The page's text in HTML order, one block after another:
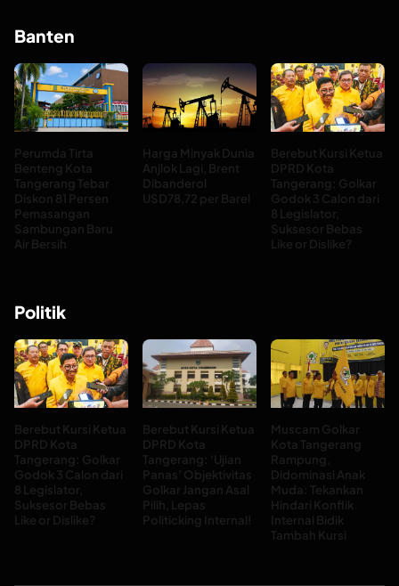
Banten
Perumda Tirta
Benteng Kota
Tangerang Tebar
Diskon 81 Persen
Pemasangan
Sambungan Baru
Air Bersih
Harga Minyak Dunia
Anjlok Lagi, Brent
Dibanderol
USD78,72 per Barel
Berebut Kursi Ketua
DPRD Kota
Tangerang: Golkar
Godok 3 Calon dari
8 Legislator,
Suksesor Bebas
Like or Dislike?
Politik
Berebut Kursi Ketua
DPRD Kota
Tangerang: Golkar
Godok 3 Calon dari
8 Legislator,
Suksesor Bebas
Like or Dislike?
Berebut Kursi Ketua
DPRD Kota
Tangerang: ‘Ujian
Panas’ Objektivitas
Golkar Jangan Asal
Pilih, Lepas
Politicking Internal!
Muscam Golkar
Kota Tangerang
Rampung,
Didominasi Anak
Muda: Tekankan
Hindari Konflik
Internal Bidik
Tambah Kursi